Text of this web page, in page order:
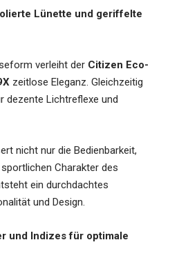
Lünette und geriffelte
verleiht der Citizen Eco-
zeitlose Eleganz. Gleichzeitig
dezente Lichtreflexe und
nicht nur die Bedienbarkeit,
Charakter des
ein durchdachtes
und Design.
und Indizes für optimale